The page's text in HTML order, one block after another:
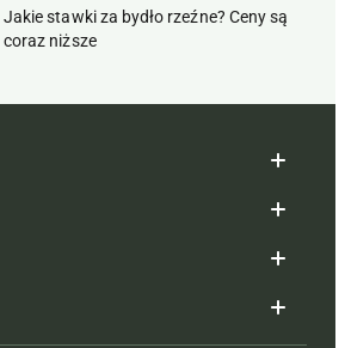
Jakie stawki za bydło rzeźne? Ceny są
coraz niższe